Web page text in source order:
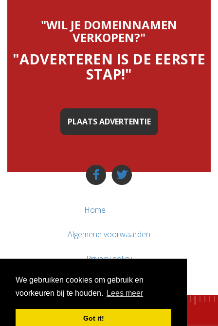
We gebruiken cookies om gebruik en
voorkeuren bij te houden.
Lees meer
Got it!
"WIL JE DOMEINNAMEN
VERKOPEN?"
"ADVERTEREN IS DE EERSTE
STAP!"
PLAATS ADVERTENTIE
Home
Algemene voorwaarden
Privacy policy
Contact / Support